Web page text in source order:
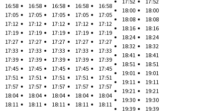
16:58
17:05
17:12
17:19
17:27
17:33
17:39
17:45
17:51
17:57
18:04
18:11
16:58
17:05
17:12
17:19
17:27
17:33
17:39
17:45
17:51
17:57
18:04
18:11
16:58
17:05
17:12
17:19
17:27
17:33
17:39
17:45
17:51
17:57
18:04
18:11
16:58
17:05
17:12
17:19
17:27
17:33
17:39
17:45
17:51
17:57
18:04
18:11
16:58
17:05
17:12
17:19
17:27
17:33
17:39
17:45
17:51
17:57
18:04
18:11
18:00
18:08
18:16
18:24
18:32
18:41
18:51
19:01
19:11
19:21
19:30
19:39
18:00
18:08
18:16
18:24
18:32
18:41
18:51
19:01
19:11
19:21
19:30
19:39